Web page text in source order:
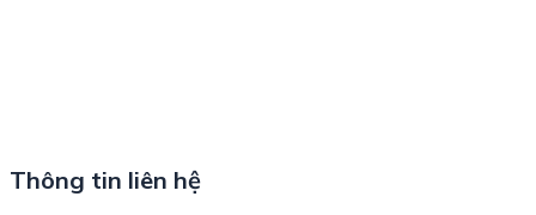
Thông tin liên hệ